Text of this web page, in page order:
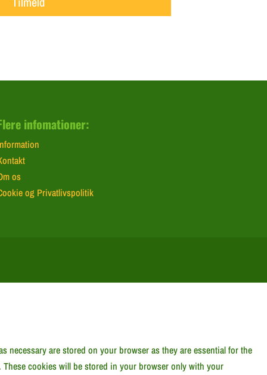
infomationer:
os
og Privatlivspolitik
necessary are stored on your browser as they are essential for the
cookies will be stored in your browser only with your